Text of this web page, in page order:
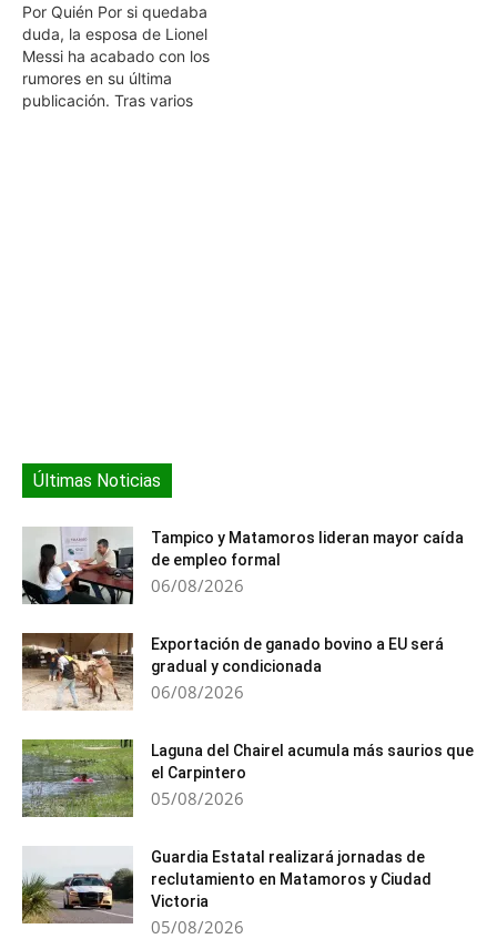
Por Quién Por si quedaba
duda, la esposa de Lionel
Messi ha acabado con los
rumores en su última
publicación. Tras varios
Últimas Noticias
Tampico y Matamoros lideran mayor caída
de empleo formal
06/08/2026
Exportación de ganado bovino a EU será
gradual y condicionada
06/08/2026
Laguna del Chairel acumula más saurios que
el Carpintero
05/08/2026
Guardia Estatal realizará jornadas de
reclutamiento en Matamoros y Ciudad
Victoria
05/08/2026